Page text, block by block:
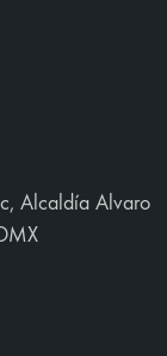
Alcaldía Alvaro